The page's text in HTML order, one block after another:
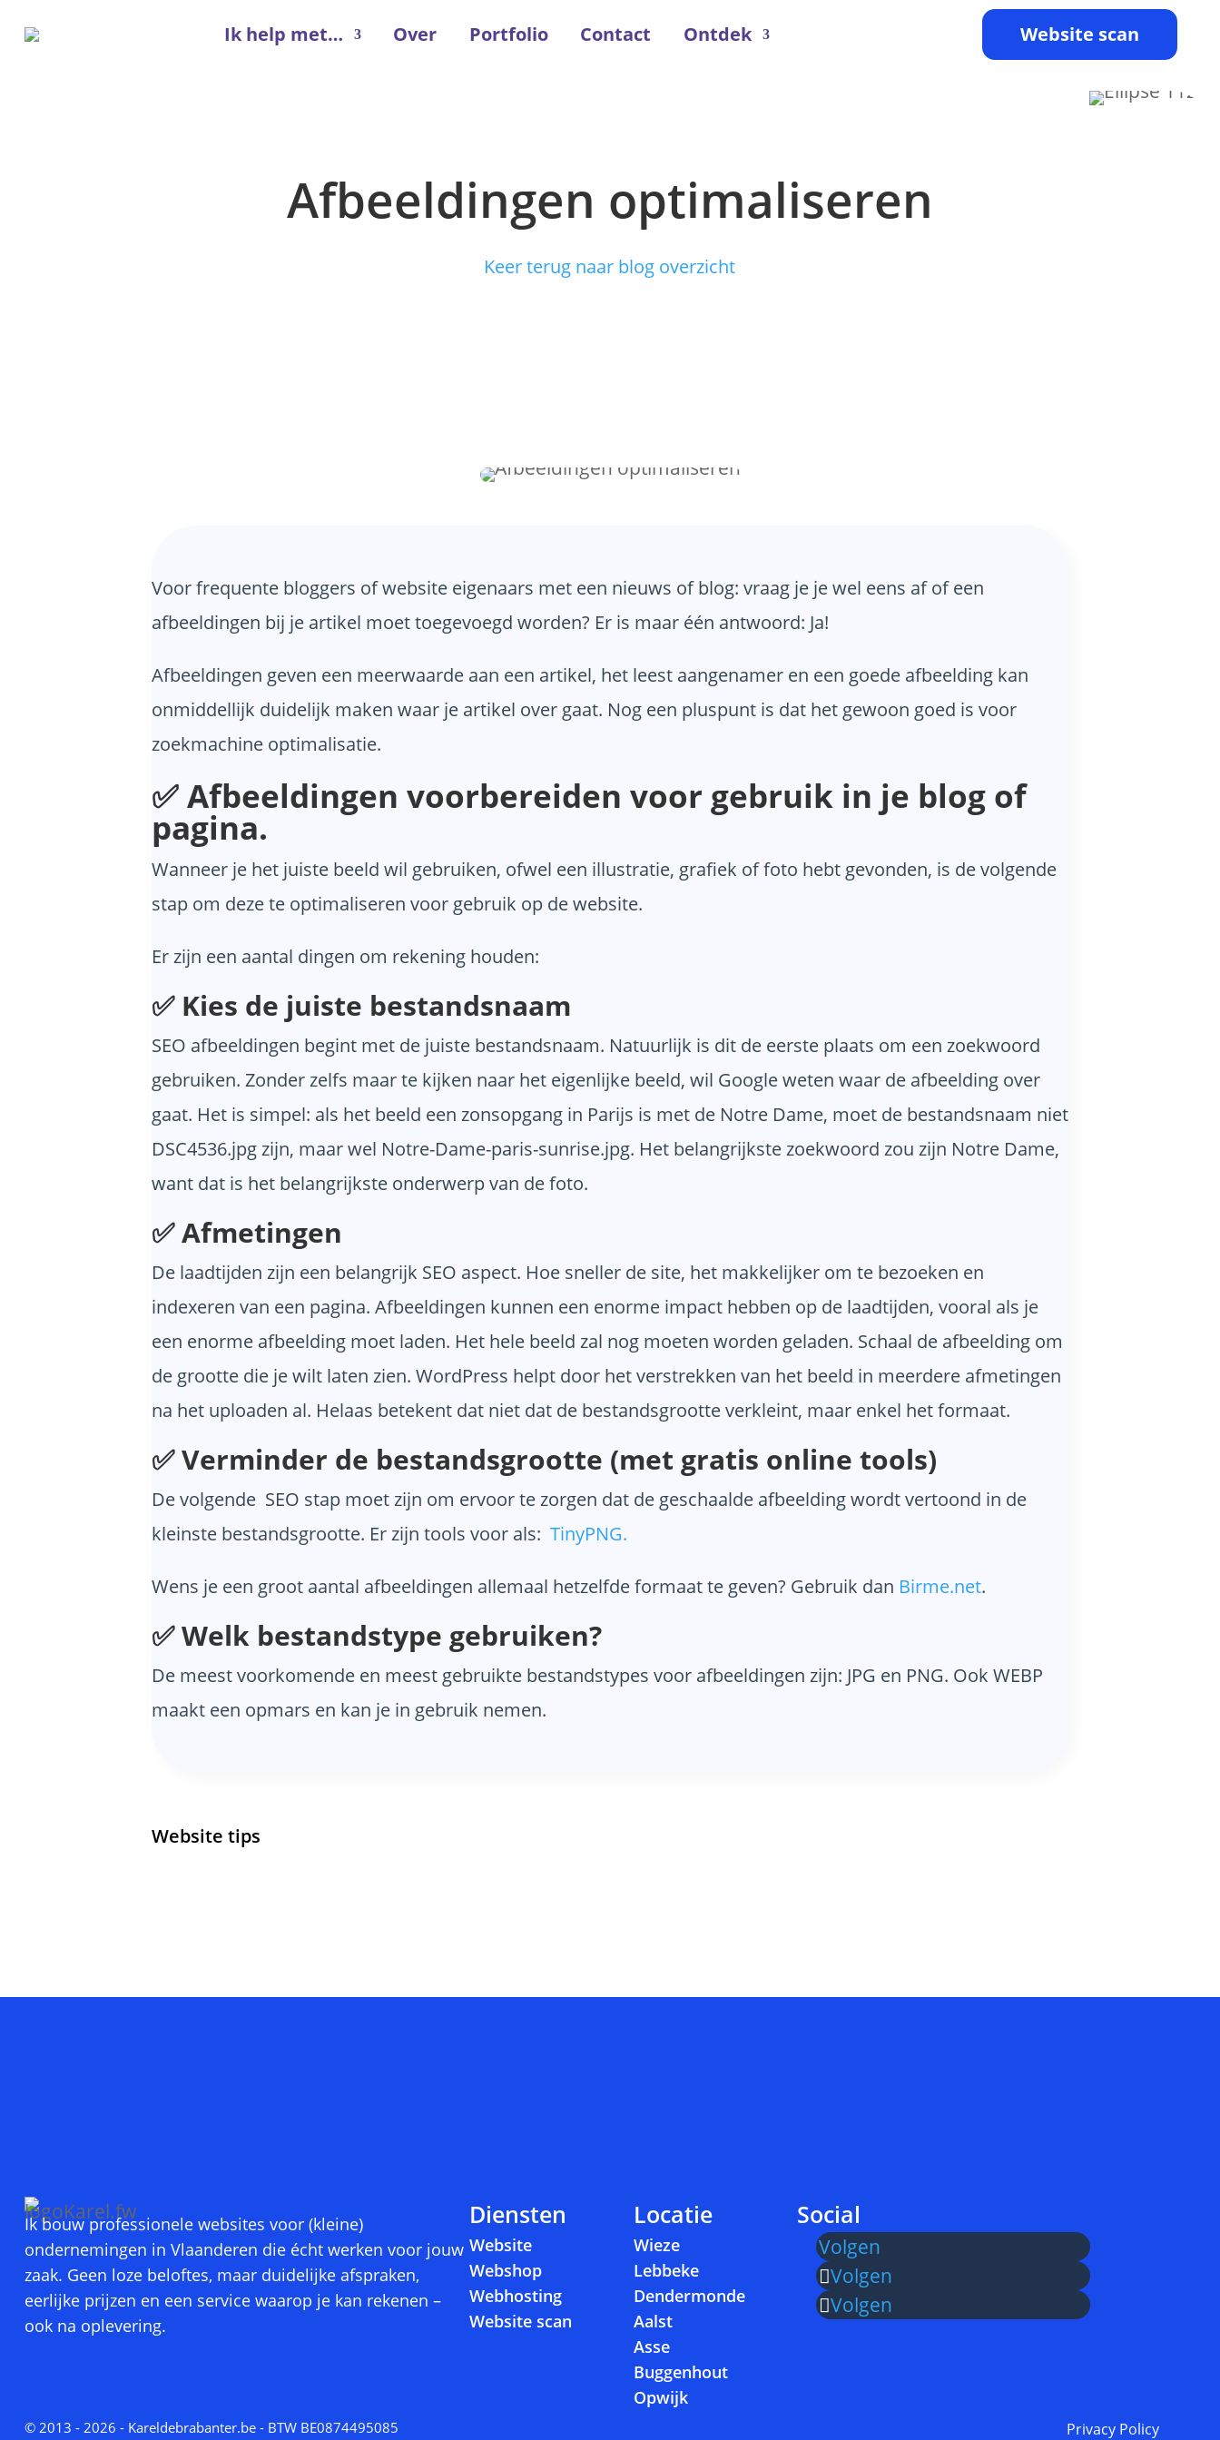
Ik help met… Over Portfolio Contact Ontdek Website scan
Afbeeldingen optimaliseren
Keer terug naar blog overzicht
Voor frequente bloggers of website eigenaars met een nieuws of blog: vraag je je wel eens af of een
afbeeldingen bij je artikel moet toegevoegd worden? Er is maar één antwoord: Ja!
Afbeeldingen geven een meerwaarde aan een artikel, het leest aangenamer en een goede afbeelding kan
onmiddellijk duidelijk maken waar je artikel over gaat. Nog een pluspunt is dat het gewoon goed is voor
zoekmachine optimalisatie.
✅ Afbeeldingen voorbereiden voor gebruik in je blog of
pagina.
Wanneer je het juiste beeld wil gebruiken, ofwel een illustratie, grafiek of foto hebt gevonden, is de volgende
stap om deze te optimaliseren voor gebruik op de website.
Er zijn een aantal dingen om rekening houden:
✅ Kies de juiste bestandsnaam
SEO afbeeldingen begint met de juiste bestandsnaam. Natuurlijk is dit de eerste plaats om een zoekwoord
gebruiken. Zonder zelfs maar te kijken naar het eigenlijke beeld, wil Google weten waar de afbeelding over
gaat. Het is simpel: als het beeld een zonsopgang in Parijs is met de Notre Dame, moet de bestandsnaam niet
DSC4536.jpg zijn, maar wel Notre-Dame-paris-sunrise.jpg. Het belangrijkste zoekwoord zou zijn Notre Dame,
want dat is het belangrijkste onderwerp van de foto.
✅ Afmetingen
De laadtijden zijn een belangrijk SEO aspect. Hoe sneller de site, het makkelijker om te bezoeken en
indexeren van een pagina. Afbeeldingen kunnen een enorme impact hebben op de laadtijden, vooral als je
een enorme afbeelding moet laden. Het hele beeld zal nog moeten worden geladen. Schaal de afbeelding om
de grootte die je wilt laten zien. WordPress helpt door het verstrekken van het beeld in meerdere afmetingen
na het uploaden al. Helaas betekent dat niet dat de bestandsgrootte verkleint, maar enkel het formaat.
✅ Verminder de bestandsgrootte (met gratis online tools)
De volgende SEO stap moet zijn om ervoor te zorgen dat de geschaalde afbeelding wordt vertoond in de
kleinste bestandsgrootte. Er zijn tools voor als: TinyPNG.
Wens je een groot aantal afbeeldingen allemaal hetzelfde formaat te geven? Gebruik dan Birme.net.
✅ Welk bestandstype gebruiken?
De meest voorkomende en meest gebruikte bestandstypes voor afbeeldingen zijn: JPG en PNG. Ook WEBP
maakt een opmars en kan je in gebruik nemen.
Website tips
Success!
Ik bouw professionele websites voor (kleine)
ondernemingen in Vlaanderen die écht werken voor jouw
zaak. Geen loze beloftes, maar duidelijke afspraken,
eerlijke prijzen en een service waarop je kan rekenen –
ook na oplevering.
Diensten
Website
Webshop
Webhosting
Website scan
Locatie
Wieze
Lebbeke
Dendermonde
Aalst
Asse
Buggenhout
Opwijk
Social
Volgen
Volgen
Volgen
© 2013 - 2026 - Kareldebrabanter.be - BTW BE0874495085 Privacy Policy